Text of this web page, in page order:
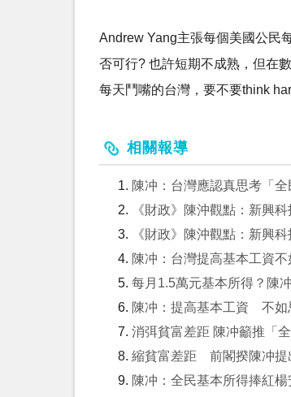
Andrew Yang主張每個美國公民
否可行? 也許短期不成熟，但在
每天鬥嘴的台灣，要不要think
相關報導
陳冲：台灣應認真思考「
《財政》陳沖觀點：新興
《財政》陳沖觀點：新興
陳冲：台灣提高基本工資
每月1.5萬元基本所得？陳
陳冲：提高基本工資 不
消弭貧富差距 陳冲籲推「
縮貧富差距 前閣揆陳冲
陳冲：全民基本所得捧紅